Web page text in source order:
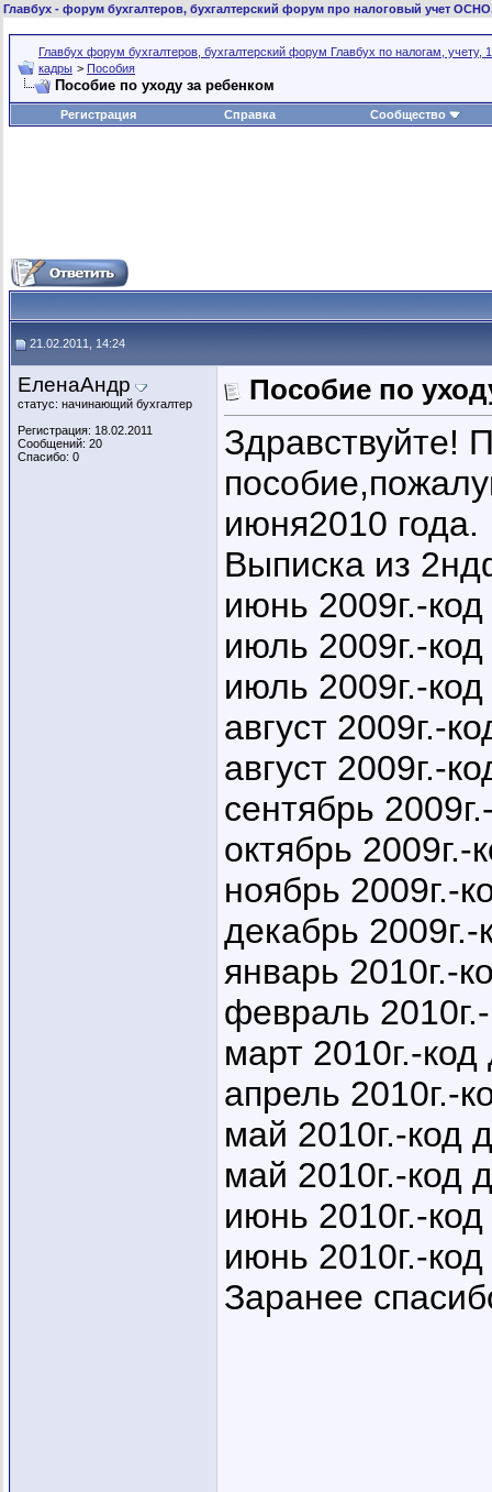
Главбух - форум бухгалтеров, бухгалтерский форум про налоговый учет
Главбух форум бухгалтеров, бухгалтерский форум Главбух по налогам, учету,
кадры > Пособия
Пособие по уходу за ребенком
Регистрация Справка Сообщество
21.02.2011, 14:24
ЕленаАндр
статус: начинающий бухгалтер
Регистрация: 18.02.2011
Сообщений: 20
Спасибо: 0
Пособие по
Здравствуйте!
июня2010 года.
Выписка из
июнь 2009г.-
июль 2009г.-
июль 2009г.-
август 2009г.-
август 2009г.-
сентябрь
октябрь
ноябрь 2009г.-
декабрь
январь 2010г.-
февраль
март 2010г.-
апрель 2010г.-
май 2010г.-код
май 2010г.-код
июнь 2010г.-
июнь 2010г.-
Заранее